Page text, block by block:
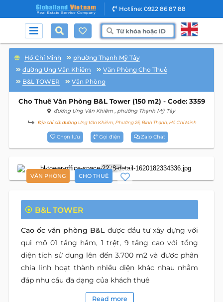
Hotline: 0922 86 87 88
Hồ Chí Minh
phường Thạnh Mỹ Tây
đường Ung Văn Khiêm
Văn Phòng Cho Thuê
B&L TOWER
Văn Phòng
Cho Thuê Văn Phòng B&L Tower (150 m2) - Code: 3359
đường Ung Văn Khiêm , phường Thạnh Mỹ Tây
Địa chỉ cũ:đường Ung Văn Khiêm, Phường 25, Bình Thạnh, Hồ Chí Minh
Chọn lưu Gọi điện Zalo Chat
VĂN PHÒNG CHO THUÊ
5
B&L TOWER
Cao ốc văn phòng B&Lđược đầu tư xây dựng với
qui mô 01 tầng hầm, 1 trệt, 9 tầng cao với tổng
diện tích sử dụng lên đến 3.700 m2 và được phân
chia linh hoạt thành nhiều diện khác nhau nhằm
đáp nhu cầu đa dạng của khách thuê
Read more